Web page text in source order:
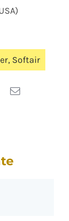
, Softair